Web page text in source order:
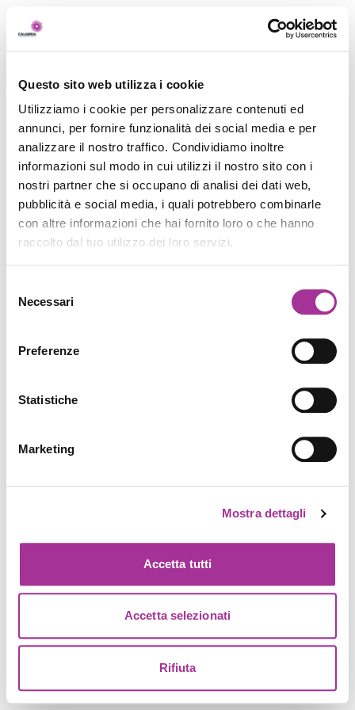
Questo sito web utilizza i cookie
Utilizziamo i cookie per personalizzare contenuti ed
annunci, per fornire funzionalità dei social media e per
analizzare il nostro traffico. Condividiamo inoltre
informazioni sul modo in cui utilizzi il nostro sito con i
nostri partner che si occupano di analisi dei dati web,
pubblicità e social media, i quali potrebbero combinarle
con altre informazioni che hai fornito loro o che hanno
raccolto dal tuo utilizzo dei loro servizi.
delNecessari
Preferenze
Statistiche
Marketing
Mostra dettagli
Accetta tutti
Accetta selezionati
Rifiuta